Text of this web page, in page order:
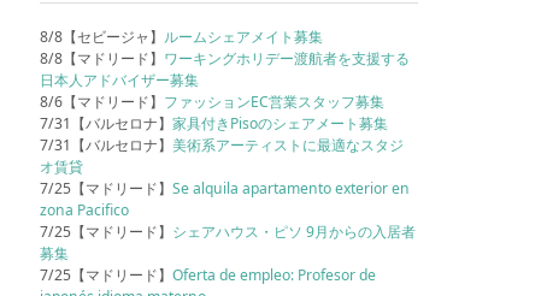
8/8【セビージャ】ルームシェアメイト募集
8/8【マドリード】 ワーキングホリデー渡航者を支援する
日本人アドバイザー募集
8/6【マドリード】 ファッションEC営業スタッフ募集
7/31【バルセロナ】家具付きPisoのシェアメート募集
7/31【バルセロナ】美術系アーティストに最適なスタジ
オ賃貸
7/25【マドリード】Se alquila apartamento exterior en
zona Pacifico
7/25【マドリード】 シェアハウス・ピソ 9月からの入居者
募集
7/25【マドリード】Oferta de empleo: Profesor de